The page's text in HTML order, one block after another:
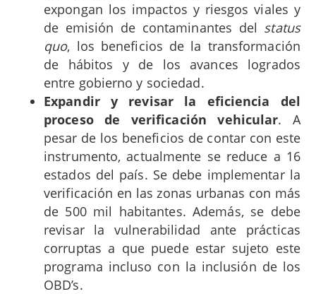
expongan los impactos y riesgos viales y
de emisión de contaminantes del status
quo, los beneficios de la transformación
de hábitos y de los avances logrados
entre gobierno y sociedad.
Expandir y revisar la eficiencia del
proceso de verificación vehicular. A
pesar de los beneficios de contar con este
instrumento, actualmente se reduce a 16
estados del país. Se debe implementar la
verificación en las zonas urbanas con más
de 500 mil habitantes. Además, se debe
revisar la vulnerabilidad ante prácticas
corruptas a que puede estar sujeto este
programa incluso con la inclusión de los
OBD’s.